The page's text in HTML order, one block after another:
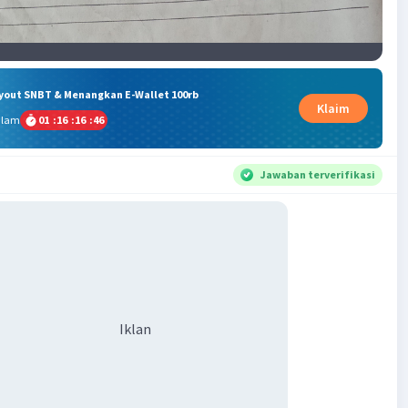
SNBT & Menangkan E-Wallet 100rb
01 :16 :16 :46
Klaim
Jawaban terverifikasi
Iklan